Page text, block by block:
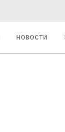
НОВОСТИ